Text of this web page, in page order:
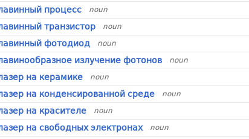
процесс noun
транзистор noun
фотодиод noun
излучение фотонов noun
на керамике noun
на конденсированной среде noun
на красителе noun
на свободных электронах noun